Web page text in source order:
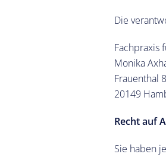
Die
Fachpraxis
Monika
Frauenthal 8
20149
Recht auf
Sie haben